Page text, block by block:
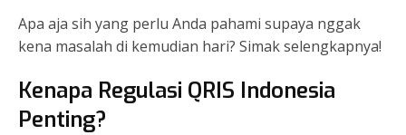
Apa aja sih yang perlu Anda pahami supaya nggak
kena masalah di kemudian hari? Simak selengkapnya!
Kenapa Regulasi QRIS Indonesia
Penting?